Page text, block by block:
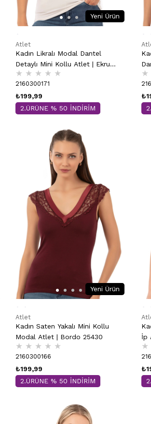
Atlet
Kadın Likralı Modal Dantel
Detaylı Mini Kollu Atlet | Ekru
26947
★ ★ ★ ★ ★
2160300171
₺199,99
Yeni Ürün
2.ÜRÜNE % 50 İNDİRİM
★
Atlet
Kadın Saten Yakalı Mini Kollu
Modal Atlet | Bordo 25430
★ ★ ★ ★ ★
2160300166
₺199,99
Yeni Ürün
2.ÜRÜNE % 50 İNDİRİM
İp
★